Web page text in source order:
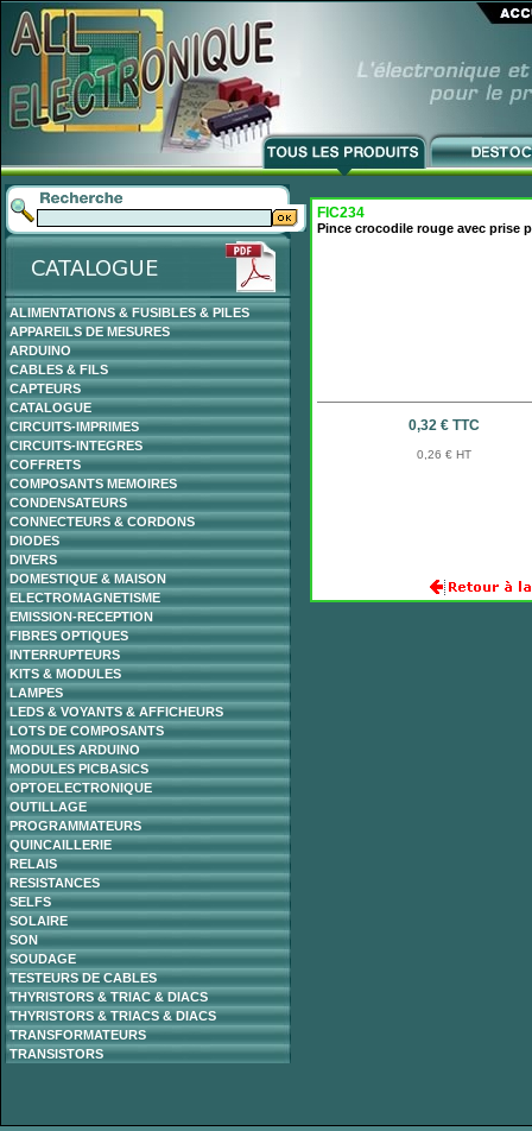
ALIMENTATIONS & FUSIBLES & PILES
APPAREILS DE MESURES
ARDUINO
CABLES & FILS
CAPTEURS
CATALOGUE
CIRCUITS-IMPRIMES
CIRCUITS-INTEGRES
COFFRETS
COMPOSANTS MEMOIRES
CONDENSATEURS
CONNECTEURS & CORDONS
DIODES
DIVERS
DOMESTIQUE & MAISON
ELECTROMAGNETISME
EMISSION-RECEPTION
FIBRES OPTIQUES
INTERRUPTEURS
KITS & MODULES
LAMPES
LEDS & VOYANTS & AFFICHEURS
LOTS DE COMPOSANTS
MODULES ARDUINO
MODULES PICBASICS
OPTOELECTRONIQUE
OUTILLAGE
PROGRAMMATEURS
QUINCAILLERIE
RELAIS
RESISTANCES
SELFS
SOLAIRE
SON
SOUDAGE
TESTEURS DE CABLES
THYRISTORS & TRIAC & DIACS
THYRISTORS & TRIACS & DIACS
TRANSFORMATEURS
TRANSISTORS
FIC234
Pince crocodile rouge avec prise
0,32 € TTC
0,26 € HT